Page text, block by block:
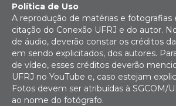
Política de Uso
A reprodução de matérias e fotografias
citação do Conexão UFRJ e do autor.
de áudio, deverão constar os créditos
em sendo explicitados, dos autores.
de vídeo, esses créditos deverão
UFRJ no YouTube e, caso estejam
Fotos devem ser atribuídas à SGCOM/
ao nome do fotógrafo.